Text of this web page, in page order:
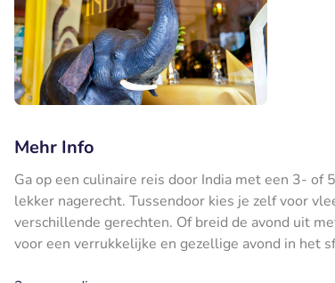
Mehr Info
Ga op een culinaire reis door India met een 3- of
lekker nagerecht. Tussendoor kies je zelf voor
verschillende gerechten. Of breid de avond uit
voor een verrukkelijke en gezellige avond in het